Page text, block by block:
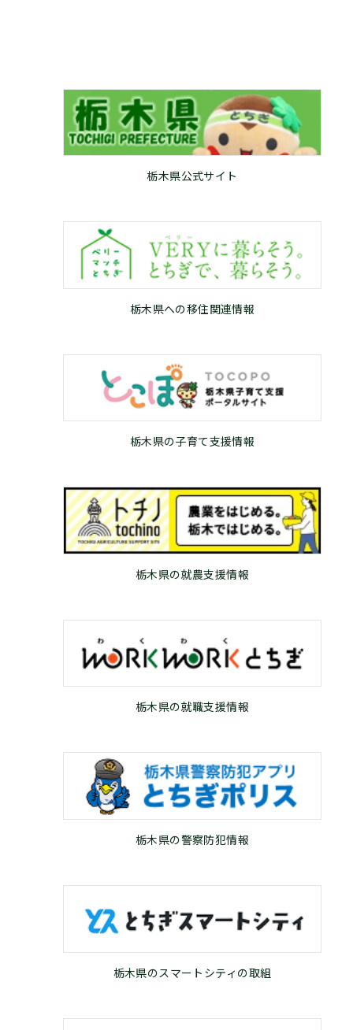
栃木県公式サイト
栃木県への移住関連情報
栃木県の子育て支援情報
栃木県の就農支援情報
栃木県の就職支援情報
栃木県の警察防犯情報
栃木県のスマートシティの取組